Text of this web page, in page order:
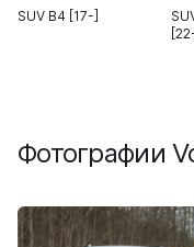
SUV B4 [17-]
Фотографии